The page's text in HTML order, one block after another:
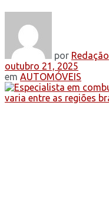
por Redação
outubro 21, 2025
em AUTOMÓVEIS